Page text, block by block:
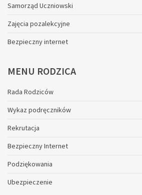
Samorząd Uczniowski
Zajęcia pozalekcyjne
Bezpieczny internet
MENU RODZICA
Rada Rodziców
Wykaz podręczników
Rekrutacja
Bezpieczny Internet
Podziękowania
Ubezpieczenie